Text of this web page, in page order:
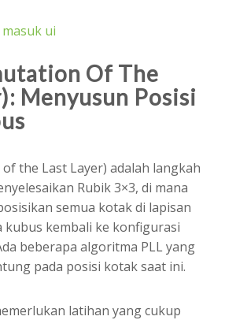
ui
Of The
Menyusun Posisi
the Last Layer) adalah langkah
Rubik 3×3, di mana
semua kotak di lapisan
kembali ke konfigurasi
beberapa algoritma PLL yang
pada posisi kotak saat ini.
latihan yang cukup